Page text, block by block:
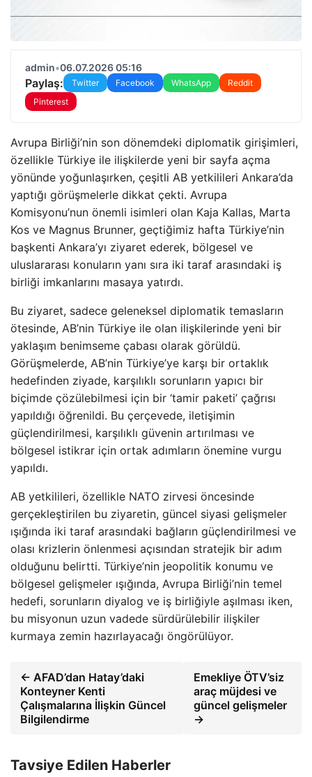
admin•06.07.2026 05:16
Paylaş: Twitter Facebook WhatsApp
Reddit
Pinterest
Avrupa Birliği’nin son dönemdeki diplomatik girişimleri,
özellikle Türkiye ile ilişkilerde yeni bir sayfa açma
yönünde yoğunlaşırken, çeşitli AB yetkilileri Ankara’da
yaptığı görüşmelerle dikkat çekti. Avrupa
Komisyonu’nun önemli isimleri olan Kaja Kallas, Marta
Kos ve Magnus Brunner, geçtiğimiz hafta Türkiye’nin
başkenti Ankara’yı ziyaret ederek, bölgesel ve
uluslararası konuların yanı sıra iki taraf arasındaki iş
birliği imkanlarını masaya yatırdı.
Bu ziyaret, sadece geleneksel diplomatik temasların
ötesinde, AB’nin Türkiye ile olan ilişkilerinde yeni bir
yaklaşım benimseme çabası olarak görüldü.
Görüşmelerde, AB’nin Türkiye’ye karşı bir ortaklık
hedefinden ziyade, karşılıklı sorunların yapıcı bir
biçimde çözülebilmesi için bir ‘tamir paketi’ çağrısı
yapıldığı öğrenildi. Bu çerçevede, iletişimin
güçlendirilmesi, karşılıklı güvenin artırılması ve
bölgesel istikrar için ortak adımların önemine vurgu
yapıldı.
AB yetkilileri, özellikle NATO zirvesi öncesinde
gerçekleştirilen bu ziyaretin, güncel siyasi gelişmeler
ışığında iki taraf arasındaki bağların güçlendirilmesi ve
olası krizlerin önlenmesi açısından stratejik bir adım
olduğunu belirtti. Türkiye’nin jeopolitik konumu ve
bölgesel gelişmeler ışığında, Avrupa Birliği’nin temel
hedefi, sorunların diyalog ve iş birliğiyle aşılması iken,
bu misyonun uzun vadede sürdürülebilir ilişkiler
kurmaya zemin hazırlayacağı öngörülüyor.
← AFAD’dan Hatay’daki
Konteyner Kenti
Çalışmalarına İlişkin Güncel
Bilgilendirme
Emekliye ÖTV’siz
araç müjdesi ve
güncel gelişmeler
→
Tavsiye Edilen Haberler